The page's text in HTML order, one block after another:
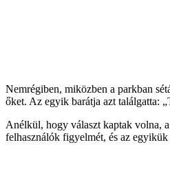
Nemrégiben, miközben a parkban
őket. Az egyik barátja azt találgatta:
Anélkül, hogy választ kaptak volna,
felhasználók figyelmét, és az